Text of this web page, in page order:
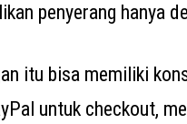
penyerang hanya
itu bisa memiliki
untuk checkout,